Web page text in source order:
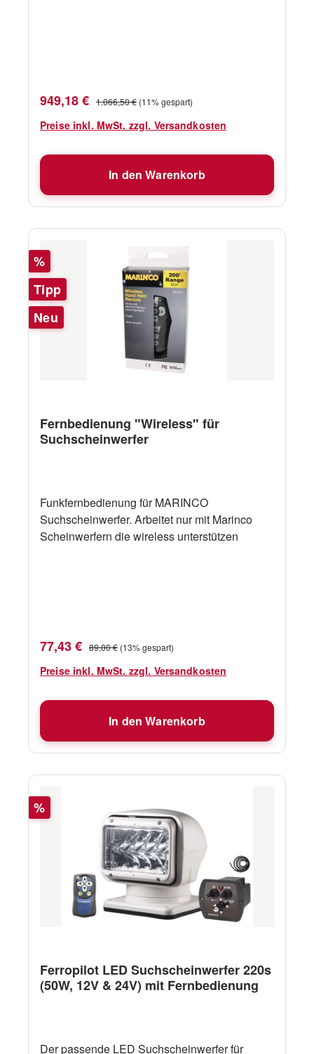
Verkaufspreis:
949,18 € Regulärer Preis:
1.066,50 € (11% gespart)
Preise inkl. MwSt. zzgl. Versandkosten
In den Warenkorb
Rabatt
%
Tipp
Neu
Fernbedienung "Wireless" für
Suchscheinwerfer
Funkfernbedienung für MARINCO
Suchscheinwerfer. Arbeitet nur mit Marinco
Scheinwerfern die wireless unterstützen
Verkaufspreis:
77,43 € Regulärer Preis:
89,00 € (13% gespart)
Preise inkl. MwSt. zzgl. Versandkosten
In den Warenkorb
Rabatt
%
Ferropilot LED Suchscheinwerfer 220s
(50W, 12V & 24V) mit Fernbedienung
Der passende LED Suchscheinwerfer für